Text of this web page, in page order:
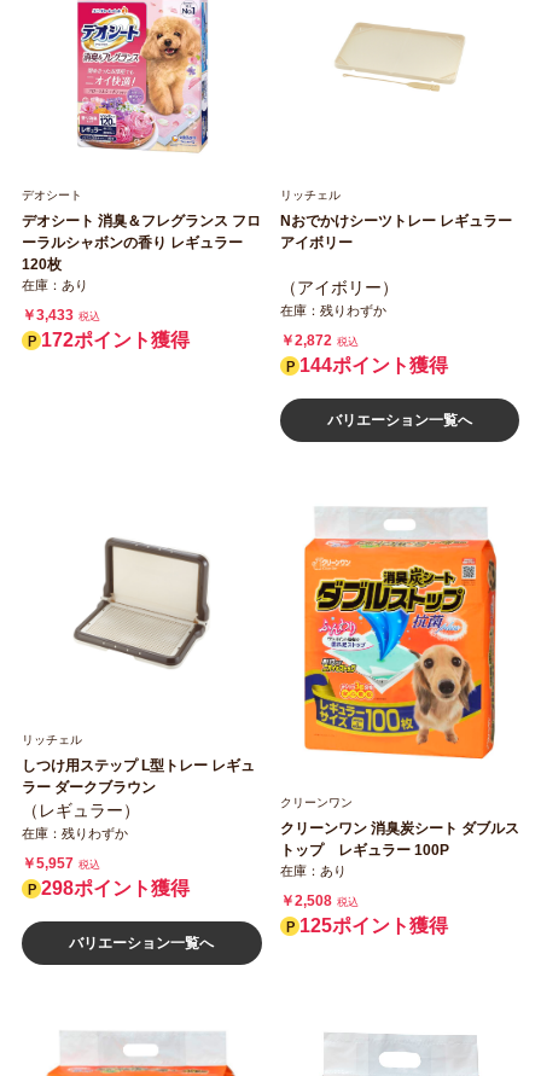
デオシート
デオシート 消臭＆フレグランス フロ
ーラルシャボンの香り レギュラー
120枚
在庫：あり
￥3,433 税込
172ポイント獲得
リッチェル
Nおでかけシーツトレー レギュラー
アイボリー
（アイボリー）
在庫：残りわずか
￥2,872 税込
144ポイント獲得
バリエーション一覧へ
リッチェル
しつけ用ステップ L型トレー レギュ
ラー ダークブラウン
（レギュラー）
在庫：残りわずか
￥5,957 税込
298ポイント獲得
バリエーション一覧へ
クリーンワン
クリーンワン 消臭炭シート ダブルス
トップ レギュラー 100P
在庫：あり
￥2,508 税込
125ポイント獲得